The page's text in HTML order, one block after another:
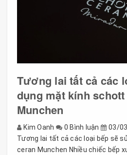
Tương lai tất cả các
dụng mặt kính
Munchen
Kim Oanh 0 Bình luận
03/
Tương lai tất cả các loại bếp sẽ
ceran Munchen Nhiều chiếc bếp